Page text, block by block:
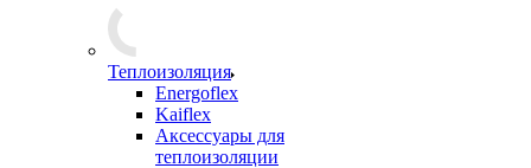
Теплоизоляция
Energoflex
Kaiflex
Аксессуары для
теплоизоляции